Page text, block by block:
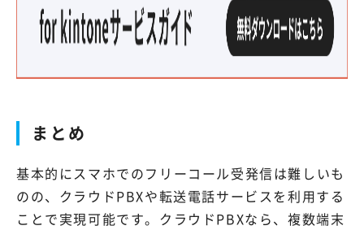
まとめ
基本的にスマホでのフリーコール受発信は難しいも
のの、クラウドPBXや転送電話サービスを利用する
ことで実現可能です。クラウドPBXなら、複数端末